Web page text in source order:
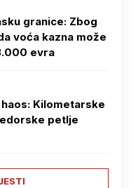
granice: Zbog
voća kazna može
evra
Kilometarske
petlje